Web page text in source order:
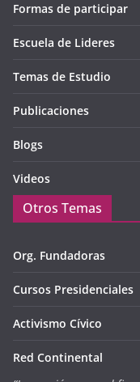
Formas de participar
Escuela de Lideres
Temas de Estudio
Publicaciones
Blogs
Videos
Otros Temas
Org. Fundadoras
Cursos Presidenciales
Activismo Cívico
Red Continental